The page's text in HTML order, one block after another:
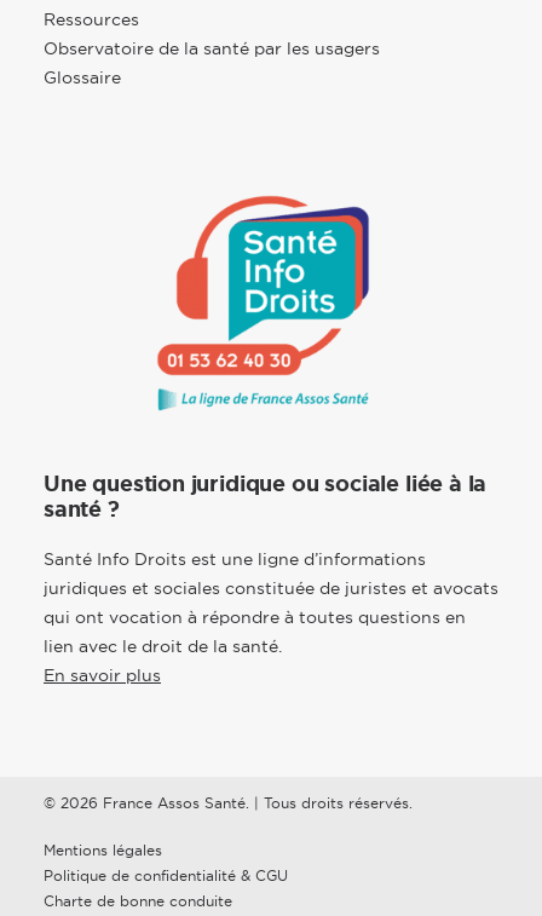
Ressources
Observatoire de la santé par les usagers
Glossaire
Une question juridique ou sociale liée à la
santé ?
Santé Info Droits est une ligne d’informations
juridiques et sociales constituée de juristes et avocats
qui ont vocation à répondre à toutes questions en
lien avec le droit de la santé.
En savoir plus
© 2026 France Assos Santé. | Tous droits réservés.
Mentions légales
Politique de confidentialité & CGU
Charte de bonne conduite